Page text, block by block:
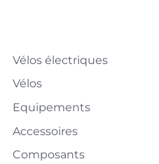
Vélos électriques
Vélos
Equipements
Accessoires
Composants